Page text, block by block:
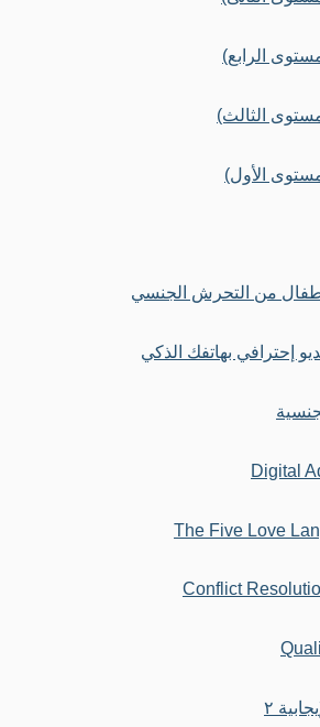
الرابع)
الثالث)
الأول)
من التحرش الجنسي
إحترافي بهاتفك الذكي
Digital
The Five Love
Conflict
٢